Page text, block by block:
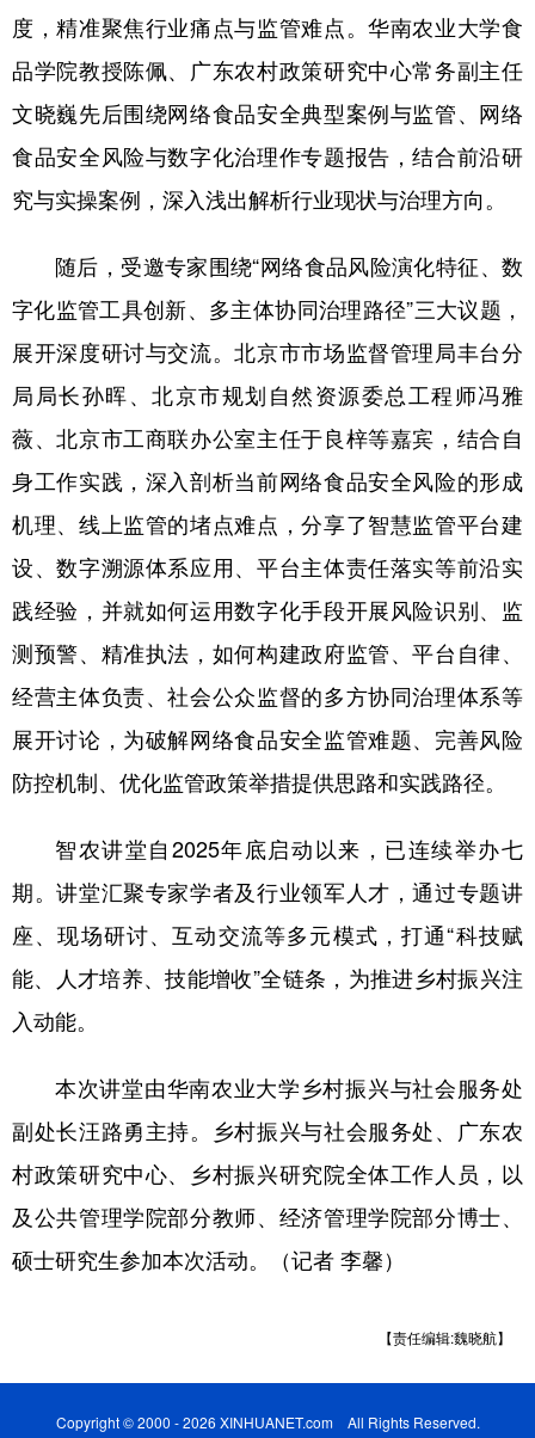
度，精准聚焦行业痛点与监管难点。华南农业大学食
品学院教授陈佩、广东农村政策研究中心常务副主任
文晓巍先后围绕网络食品安全典型案例与监管、网络
食品安全风险与数字化治理作专题报告，结合前沿研
究与实操案例，深入浅出解析行业现状与治理方向。
随后，受邀专家围绕“网络食品风险演化特征、数
字化监管工具创新、多主体协同治理路径”三大议题，
展开深度研讨与交流。北京市市场监督管理局丰台分
局局长孙晖、北京市规划自然资源委总工程师冯雅
薇、北京市工商联办公室主任于良梓等嘉宾，结合自
身工作实践，深入剖析当前网络食品安全风险的形成
机理、线上监管的堵点难点，分享了智慧监管平台建
设、数字溯源体系应用、平台主体责任落实等前沿实
践经验，并就如何运用数字化手段开展风险识别、监
测预警、精准执法，如何构建政府监管、平台自律、
经营主体负责、社会公众监督的多方协同治理体系等
展开讨论，为破解网络食品安全监管难题、完善风险
防控机制、优化监管政策举措提供思路和实践路径。
智农讲堂自2025年底启动以来，已连续举办七
期。讲堂汇聚专家学者及行业领军人才，通过专题讲
座、现场研讨、互动交流等多元模式，打通“科技赋
能、人才培养、技能增收”全链条，为推进乡村振兴注
入动能。
本次讲堂由华南农业大学乡村振兴与社会服务处
副处长汪路勇主持。乡村振兴与社会服务处、广东农
村政策研究中心、乡村振兴研究院全体工作人员，以
及公共管理学院部分教师、经济管理学院部分博士、
硕士研究生参加本次活动。（记者 李馨）
【责任编辑:魏晓航】
Copyright © 2000 - 2026 XINHUANET.com All Rights Reserved.